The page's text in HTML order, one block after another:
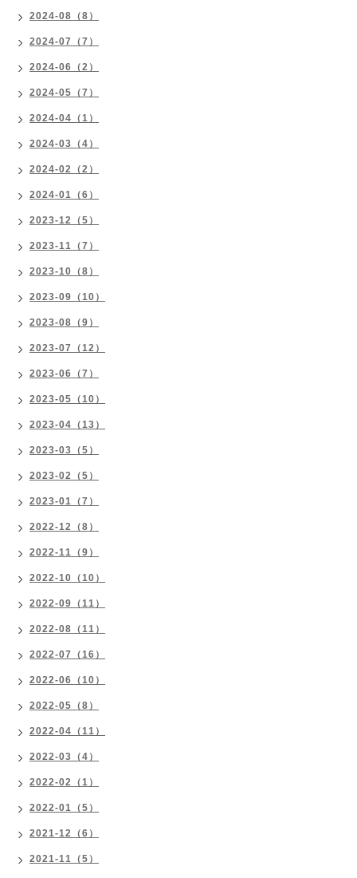
2024-08（8）
2024-07（7）
2024-06（2）
2024-05（7）
2024-04（1）
2024-03（4）
2024-02（2）
2024-01（6）
2023-12（5）
2023-11（7）
2023-10（8）
2023-09（10）
2023-08（9）
2023-07（12）
2023-06（7）
2023-05（10）
2023-04（13）
2023-03（5）
2023-02（5）
2023-01（7）
2022-12（8）
2022-11（9）
2022-10（10）
2022-09（11）
2022-08（11）
2022-07（16）
2022-06（10）
2022-05（8）
2022-04（11）
2022-03（4）
2022-02（1）
2022-01（5）
2021-12（6）
2021-11（5）